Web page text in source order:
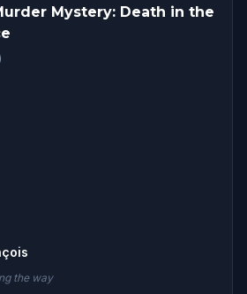
Mystery: Death in the
the way